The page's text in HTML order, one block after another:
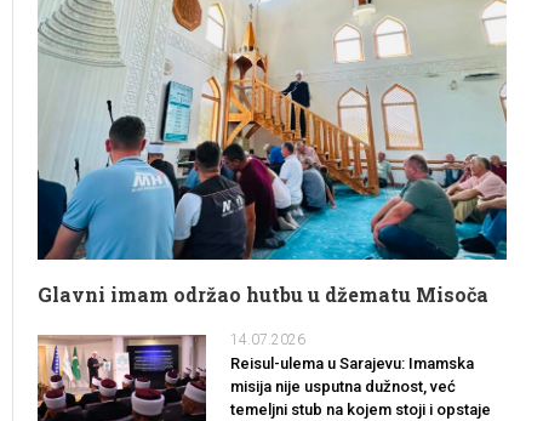
Glavni imam održao hutbu u džematu Misoča
14.07.2026
Reisul-ulema u Sarajevu: Imamska
misija nije usputna dužnost, već
temeljni stub na kojem stoji i opstaje